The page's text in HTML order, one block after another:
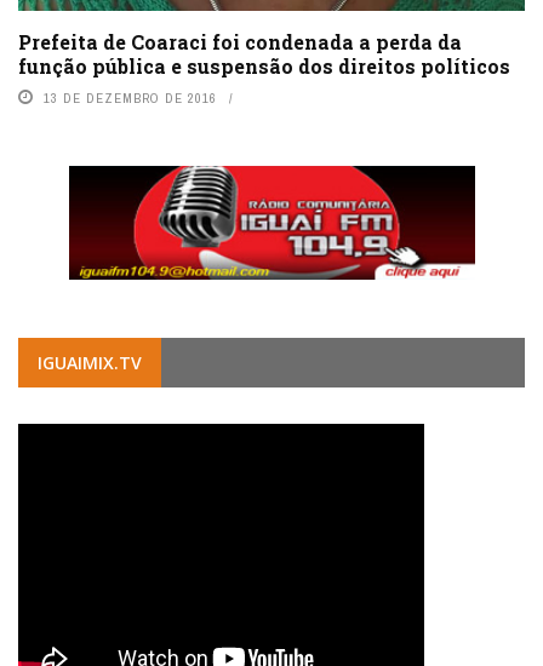
Prefeita de Coaraci foi condenada a perda da
função pública e suspensão dos direitos políticos
13 DE DEZEMBRO DE 2016
IGUAIMIX.TV